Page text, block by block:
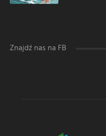
Znajdź nas na FB